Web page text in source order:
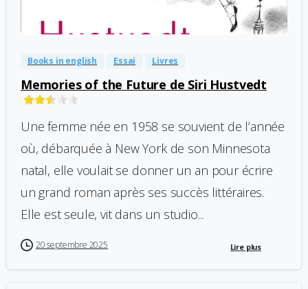
-
Books in english Essai Livres
Memories of the Future de Siri Hustvedt
Une femme née en 1958 se souvient de l’année
où, débarquée à New York de son Minnesota
natal, elle voulait se donner un an pour écrire
un grand roman après ses succès littéraires.
Elle est seule, vit dans un studio...
20 septembre 2025 Lire plus